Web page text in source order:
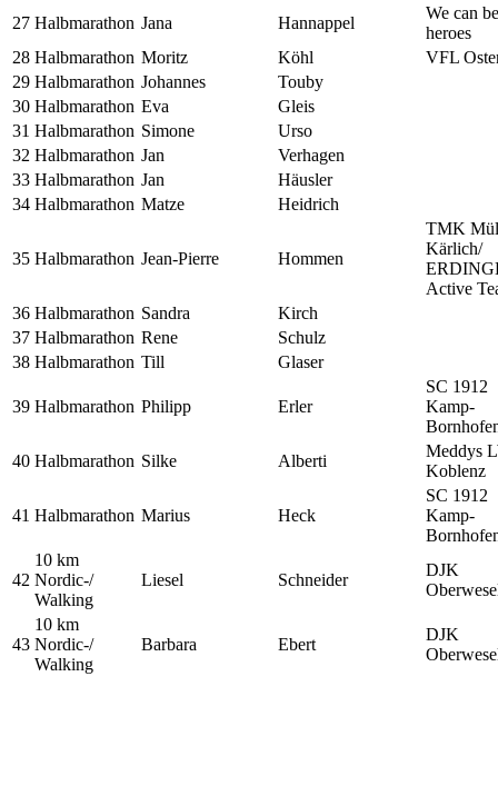
27 Halbmarathon Jana Hannappel
We can be
heroes
28 Halbmarathon Moritz Köhl
VFL
29 Halbmarathon Johannes
Touby
30 Halbmarathon Eva
Gleis
31 Halbmarathon Simone
Urso
32 Halbmarathon Jan
Verhagen
33 Halbmarathon Jan
Häusler
34 Halbmarathon Matze Heidrich
35 Halbmarathon Jean-Pierre Hommen
TMK
Kärlich/
Active
36 Halbmarathon Sandra
Kirch
37 Halbmarathon Rene
Schulz
38 Halbmarathon Till Glaser
39 Halbmarathon Philipp Erler
SC 1912
Kamp-
40 Halbmarathon Silke Alberti
Meddys
Koblenz
41 Halbmarathon Marius Heck
SC 1912
Kamp-
42
10 km
Nordic-/
Walking
Liesel Schneider
DJK
43
10 km
Nordic-/
Walking
Barbara Ebert
DJK